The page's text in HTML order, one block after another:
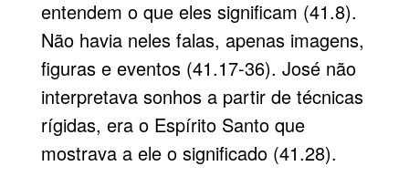
enten­dem o que eles significam (41.8).
Não havia neles falas, apenas imagens,
figuras e eventos (41.17-36). José não
interpretava sonhos a partir de técnicas
rígidas, era o Espírito Santoque
mostrava a ele o significado (41.28).